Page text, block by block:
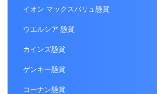
イオン マックスバリュ懸賞
ウエルシア 懸賞
カインズ懸賞
ゲンキー懸賞
コーナン懸賞